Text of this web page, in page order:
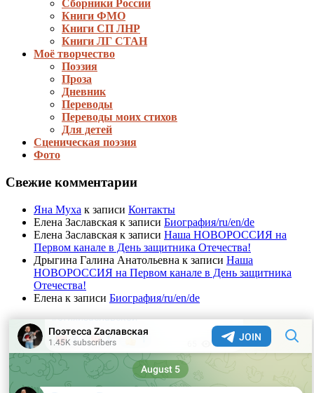
Сборники России
Книги ФМО
Книги СП ЛНР
Книги ЛГ СТАН
Моё творчество
Поэзия
Проза
Дневник
Переводы
Переводы моих стихов
Для детей
Сценическая поэзия
Фото
Свежие комментарии
Яна Муха к записи Контакты
Елена Заславская к записи Биография/ru/en/de
Елена Заславская к записи Наша НОВОРОССИЯ на
Первом канале в День защитника Отечества!
Дрыгина Галина Анатольевна к записи Наша
НОВОРОССИЯ на Первом канале в День защитника
Отечества!
Елена к записи Биография/ru/en/de